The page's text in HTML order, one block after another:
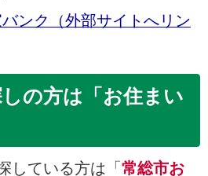
ンク（外部サイトへリン
の方は「お住まい
している方は「 常総市お